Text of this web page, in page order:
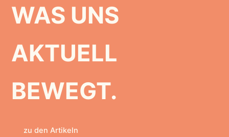
WAS UNS
AKTUELL
BEWEGT.
zu den Artikeln